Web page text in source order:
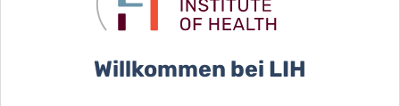
Willkommen bei LIH